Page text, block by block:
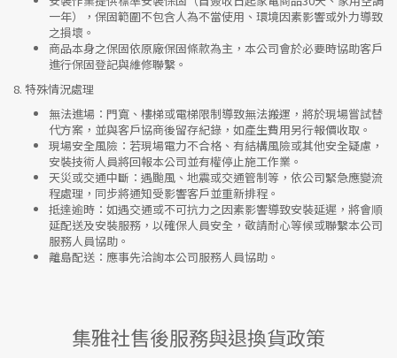
一年），保固範圍不包含人為不當使用、環境因素影響或外力導致
之損壞。
商品本身之保固依原廠保固條款為主，本公司會於必要時協助客戶
進行保固登記與維修聯繫。
8. 特殊情況處理
無法進場 ：門寬、樓梯或電梯限制導致無法搬運，將於現場嘗試替
代方案，並與客戶協商後留存紀錄，如產生費用另行報價收取。
現場安全風險 ： 若現場電力不合格、有結構風險或其他安全疑慮，
安裝技術人員將回報本公司並有權停止施工作業。
天災或交通中斷 ：遇颱風、地震或交通管制等，依公司緊急應變流
程處理，同步將通知受影響客戶並重新排程。
抵達逾時 ：如遇交通或不可抗力之因素影響導致安裝延遲，將會順
延配送及安裝服務，以確保人員安全，敬請耐心等候或聯繫本公司
服務人員協助。
離島配送 ：應事先洽詢本公司服務人員協助。
集雅社售後服務與退換貨政策